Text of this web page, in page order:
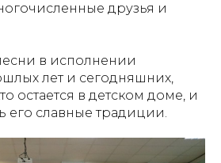
друзья и
в исполнении
лет и сегодняшних,
остается в детском доме, и
его славные традиции.